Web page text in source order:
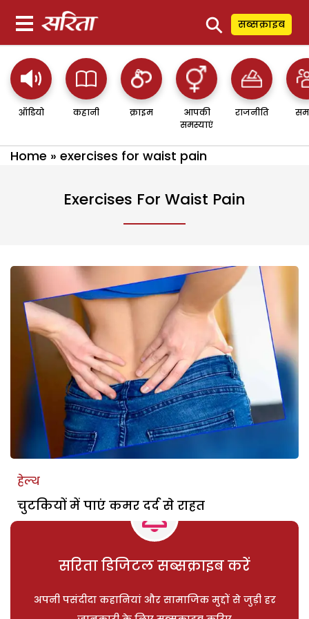
⚲ सब्सक्राइब
ऑडियो कहानी क्राइम
आपकी
समस्याएं
राजनीति
Home » exercises for waist pain
Exercises For Waist Pain
हेल्थ
चुटकियों में पाएं कमर दर्द से राहत
सरिता डिजिटल सब्सक्राइब करें
अपनी पसंदीदा कहानियां और सामाजिक मुद्दों से जुड़ी हर